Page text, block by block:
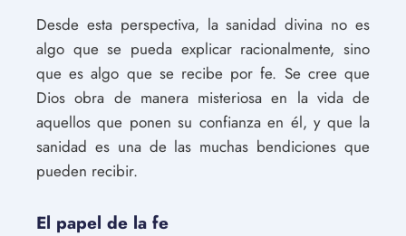
Desde esta perspectiva, la sanidad divina no es
algo que se pueda explicar racionalmente, sino
que es algo que se recibe por fe. Se cree que
Dios obra de manera misteriosa en la vida de
aquellos que ponen su confianza en él, y que la
sanidad es una de las muchas bendiciones que
pueden recibir.
El papel de la fe